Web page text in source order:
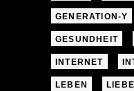
GENERATION-Y
GESUNDHEIT
INTERNET
LEBEN LIEBE